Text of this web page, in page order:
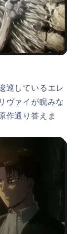
巡しているエレ
ヴァイが睨みな
作通り答えま